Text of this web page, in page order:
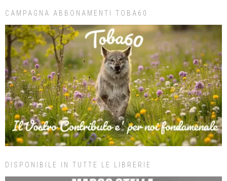
CAMPAGNA ABBONAMENTI TOBA60
DISPONIBILE IN TUTTE LE LIBRERIE